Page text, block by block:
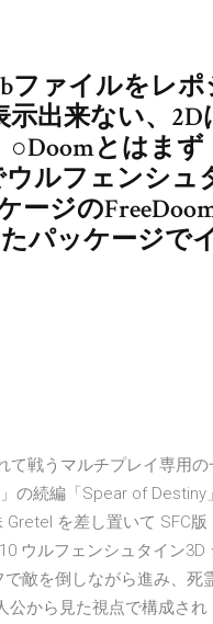
ファイルをレポ
示出来ない、2D
とはまず
ウルフェンシュ
ージの
パッケージで
て戦うマルチプレイ専用の
の続編「Spear of Destiny」
を差し置いて SFC版
ウルフェンシュタイン3D
敵を倒しながら進み、死
公から見た視点で構成され